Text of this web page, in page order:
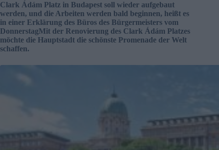
Clark Ádám Platz in Budapest soll wieder aufgebaut
werden, und die Arbeiten werden bald beginnen, heißt es
in einer Erklärung des Büros des Bürgermeisters vom
DonnerstagMit der Renovierung des Clark Ádám Platzes
möchte die Hauptstadt die schönste Promenade der Welt
schaffen.